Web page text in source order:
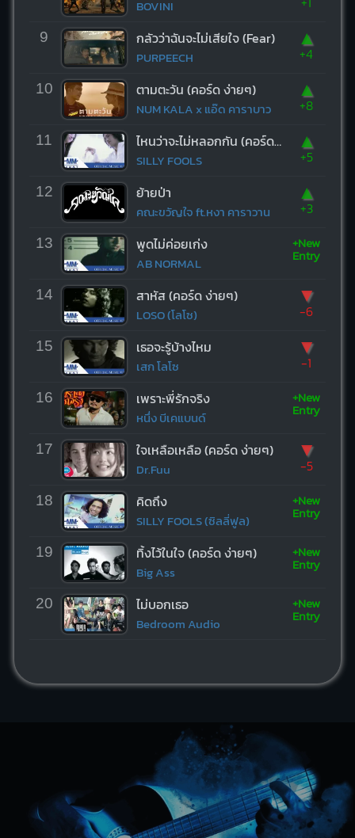
BOVINI
9 กลัวว่าฉันจะไม่เสียใจ (Fear)
PURPEECH
▲
+4
10 ตามตะวัน (คอร์ด ง่ายๆ)
NUM KALA x แอ๊ด คาราบาว
▲
+8
11 ไหนว่าจะไม่หลอกกัน (คอร์ด ง่ายๆ)
SILLY FOOLS
▲
+5
12 ย้ายป่า
คณะขวัญใจ ft.หงา คาราวาน
▲
+3
13 พูดไม่ค่อยเก่ง
AB NORMAL
+New
Entry
14 สาหัส (คอร์ด ง่ายๆ)
LOSO (โลโซ)
▼
-6
15 เธอจะรู้บ้างไหม
เสก โลโซ
▼
-1
16 เพราะพี่รักจริง
หนึ่ง บีเคแบนด์
+New
Entry
17 ใจเหลือเหลือ (คอร์ด ง่ายๆ)
Dr.Fuu
▼
-5
18 คิดถึง
SILLY FOOLS (ซิลลี่ฟูล)
+New
Entry
19 ทิ้งไว้ในใจ (คอร์ด ง่ายๆ)
Big Ass
+New
Entry
20 ไม่บอกเธอ
Bedroom Audio
+New
Entry